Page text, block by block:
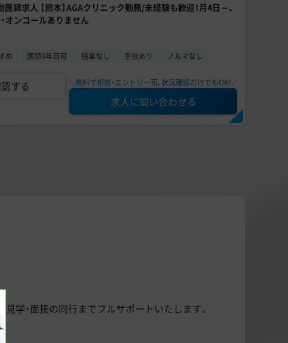
師求人 【熊本】AGAクリニック勤務/未経験も歓迎！月4日～、
オンコールありません
め 医師3年目可 残業なし 手技あり ノルマなし
する ＼無料で相談・エントリー可、状況確認だけでもOK!／
求人に問い合わせる
学・面接の同行までフルサポートいたします。